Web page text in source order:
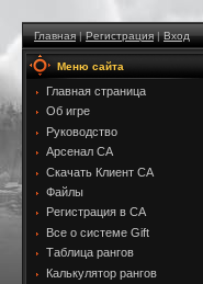
Главная|Регистрация|Вход
Меню сайта
Главная страница
Об игре
Руководство
Арсенал CA
Скачать Клиент CA
Файлы
Регистрация в CA
Все о системе Gift
Таблица рангов
Калькулятор рангов